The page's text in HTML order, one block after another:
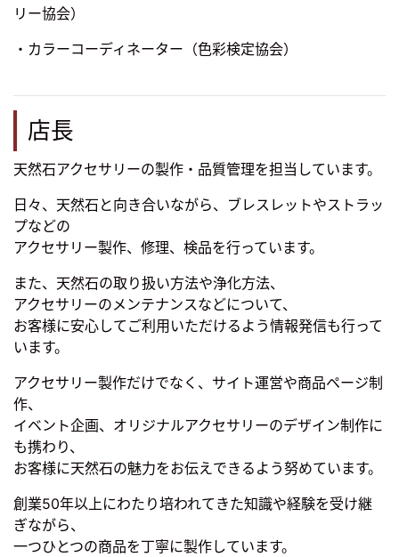
リー協会）
・カラーコーディネーター（色彩検定協会）
店長
天然石アクセサリーの製作・品質管理を担当しています。
日々、天然石と向き合いながら、ブレスレットやストラッ
プなどの
アクセサリー製作、修理、検品を行っています。
また、天然石の取り扱い方法や浄化方法、
アクセサリーのメンテナンスなどについて、
お客様に安心してご利用いただけるよう情報発信も行って
います。
アクセサリー製作だけでなく、サイト運営や商品ページ制
作、
イベント企画、オリジナルアクセサリーのデザイン制作に
も携わり、
お客様に天然石の魅力をお伝えできるよう努めています。
創業50年以上にわたり培われてきた知識や経験を受け継
ぎながら、
一つひとつの商品を丁寧に製作しています。